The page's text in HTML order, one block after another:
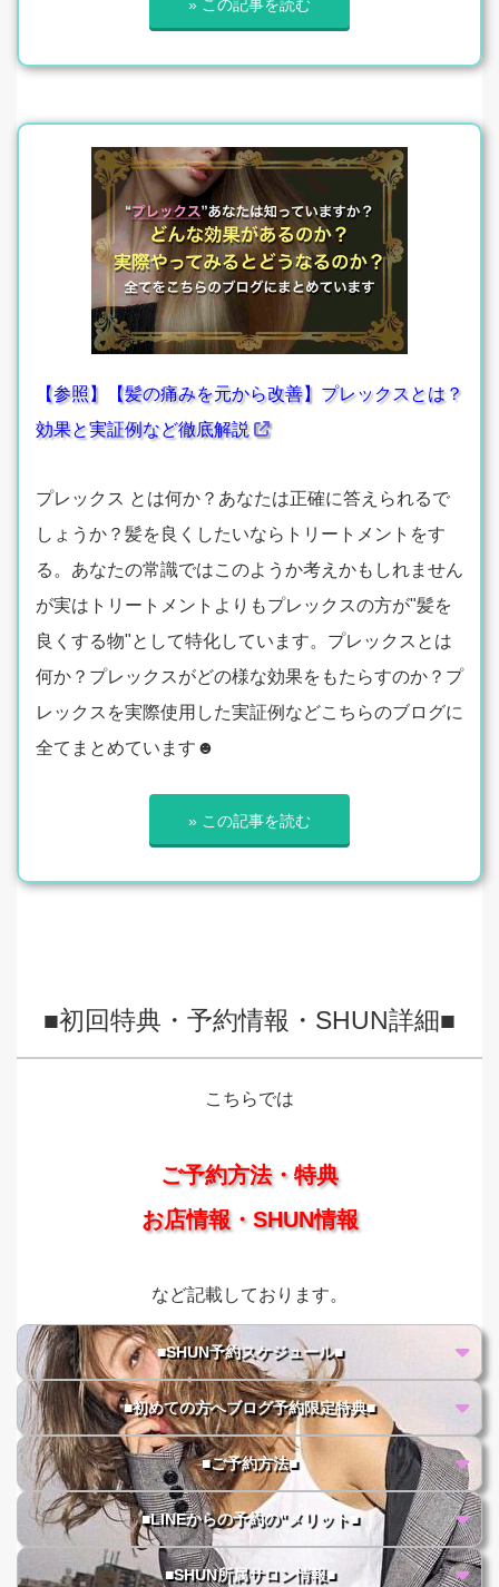
» この記事を読む
【参照】【髪の痛みを元から改善】プレックスとは？
効果と実証例など徹底解説
プレックス とは何か？あなたは正確に答えられるで
しょうか？髪を良くしたいならトリートメントをす
る。あなたの常識ではこのようか考えかもしれません
が実はトリートメントよりもプレックスの方が"髪を
良くする物"として特化しています。プレックスとは
何か？プレックスがどの様な効果をもたらすのか？プ
レックスを実際使用した実証例などこちらのブログに
全てまとめています☻
» この記事を読む
■初回特典・予約情報・SHUN詳細■
こちらでは
ご予約方法・特典
お店情報・SHUN情報
など記載しております。
■SHUN予約スケジュール■
■初めての方へブログ予約限定特典■
■ご予約方法■
■LINEからの予約の"メリット■
■SHUN所属サロン情報■